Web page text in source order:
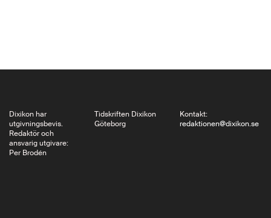
dess…
Dixikon har
utgivningsbevis.
Redaktör och
ansvarig utgivare:
Per Brodén
Tidskriften Dixikon
Göteborg
Kontakt:
redaktionen@dixikon.se